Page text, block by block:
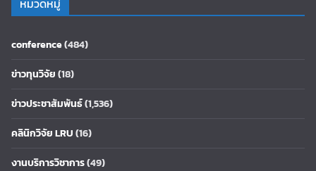
หมวดหมู่
conference(484)
ข่าวทุนวิจัย(18)
ข่าวประชาสัมพันธ์(1,536)
คลินิกวิจัย LRU(16)
งานบริการวิชาการ(49)